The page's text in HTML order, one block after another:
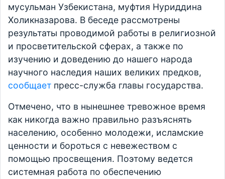
мусульман Узбекистана, муфтия Нуриддина
Холикназарова. В беседе рассмотрены
результаты проводимой работы в религиозной
и просветительской сферах, а также по
изучению и доведению до нашего народа
научного наследия наших великих предков,
сообщает пресс-служба главы государства.
Отмечено, что в нынешнее тревожное время
как никогда важно правильно разъяснять
населению, особенно молодежи, исламские
ценности и бороться с невежеством с
помощью просвещения. Поэтому ведется
системная работа по обеспечению